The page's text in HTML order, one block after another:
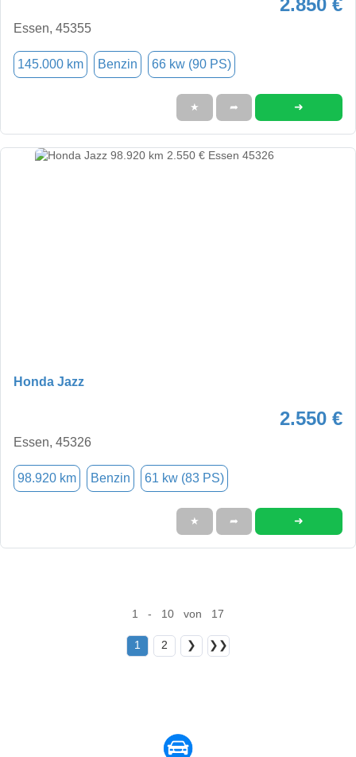
Essen, 45355
145.000 km Benzin 66 kw (90 PS)
★ ➦ ➜
Honda Jazz
2.550 €
Essen, 45326
98.920 km Benzin 61 kw (83 PS)
★ ➦ ➜
1 - 10 von 17
1 2 ❯ ❯❯